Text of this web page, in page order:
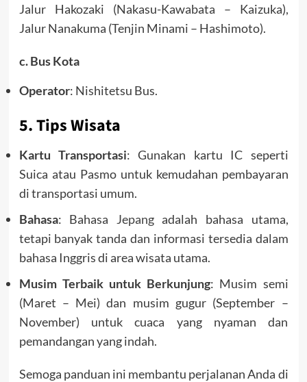
Jalur Hakozaki (Nakasu-Kawabata – Kaizuka),
Jalur Nanakuma (Tenjin Minami – Hashimoto).
c. Bus Kota
Operator: Nishitetsu Bus.
5. Tips Wisata
Kartu Transportasi: Gunakan kartu IC seperti
Suica atau Pasmo untuk kemudahan pembayaran
di transportasi umum.
Bahasa: Bahasa Jepangadalah bahasa utama,
tetapi banyak tanda dan informasi tersedia dalam
bahasa Inggris di area wisata utama.
Musim Terbaik untuk Berkunjung: Musim semi
(Maret – Mei) dan musim gugur (September –
November) untuk cuaca yang nyaman dan
pemandangan yang indah.
Semoga panduan ini membantu perjalanan Anda di